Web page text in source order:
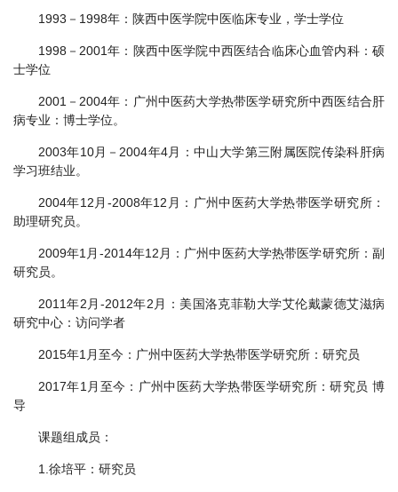
1993－1998年：陕西中医学院中医临床专业，学士学位
1998－2001年：陕西中医学院中西医结合临床心血管内科：硕
士学位
2001－2004年：广州中医药大学热带医学研究所中西医结合肝
病专业：博士学位。
2003年10月－2004年4月：中山大学第三附属医院传染科肝病
学习班结业。
2004年12月-2008年12月：广州中医药大学热带医学研究所：
助理研究员。
2009年1月-2014年12月：广州中医药大学热带医学研究所：副
研究员。
2011年2月-2012年2月：美国洛克菲勒大学艾伦戴蒙德艾滋病
研究中心：访问学者
2015年1月至今： 广州中医药大学热带医学研究所：研究员
2017年1月至今：广州中医药大学热带医学研究所：研究员 博
导
课题组成员：
1.徐培平：研究员